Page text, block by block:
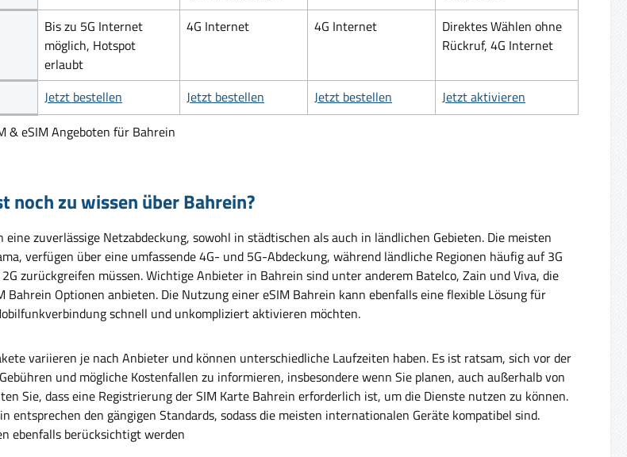
& eSIM Angeboten für Bahrein
Bis zu 5G Internet
möglich, Hotspot
erlaubt
4G Internet 4G Internet
Direktes Wählen ohne
Rückruf, 4G Internet
Jetzt bestellen Jetzt bestellen Jetzt bestellen Jetzt aktivieren
noch zu wissen über Bahrein?
eine zuverlässige Netzabdeckung, sowohl in städtischen als auch in ländlichen Gebieten. Die meisten
verfügen über eine umfassende 4G- und 5G-Abdeckung, während ländliche Regionen häufig auf 3G
zurückgreifen müssen. Wichtige Anbieter in Bahrein sind unter anderem Batelco, Zain und Viva, die
Bahrein Optionen anbieten. Die Nutzung einer eSIM Bahrein kann ebenfalls eine flexible Lösung für
schnell und unkompliziert aktivieren möchten.
variieren je nach Anbieter und können unterschiedliche Laufzeiten haben. Es ist ratsam, sich vor der
und mögliche Kostenfallen zu informieren, insbesondere wenn Sie planen, auch außerhalb von
Sie, dass eine Registrierung der SIM Karte Bahrein erforderlich ist, um die Dienste nutzen zu können.
entsprechen den gängigen Standards, sodass die meisten internationalen Geräte kompatibel sind.
ebenfalls berücksichtigt werden